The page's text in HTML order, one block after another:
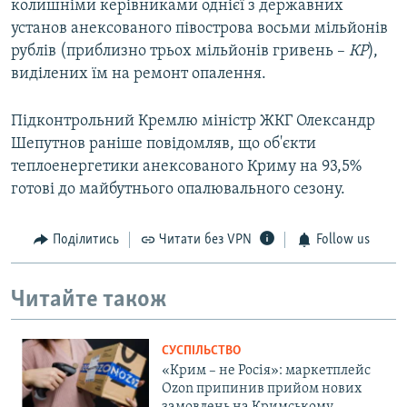
колишніми керівниками однієї з державних
установ анексованого півострова восьми мільйонів
рублів (приблизно трьох мільйонів гривень – КР),
виділених їм на ремонт опалення.
Підконтрольний Кремлю міністр ЖКГ Олександр
Шепутнов раніше повідомляв, що об'єкти
теплоенергетики анексованого Криму на 93,5%
готові до майбутнього опалювального сезону.
Поділитись Читати без VPN Follow us
Читайте також
СУСПІЛЬСТВО
«Крим – не Росія»: маркетплейс
Ozon припинив прийом нових